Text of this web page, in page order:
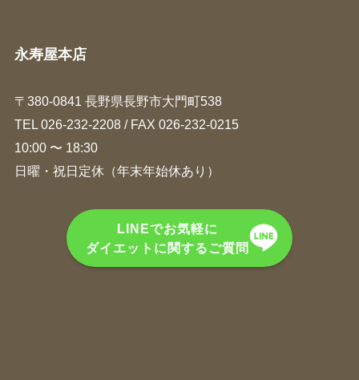
永寿屋本店
〒380-0841 長野県長野市大門町538
TEL 026-232-2208/ FAX 026-232-0215
10:00 〜 18:30
日曜・祝日定休（年末年始休あり）
LINEでお気軽に
ダイエットに関するご質問